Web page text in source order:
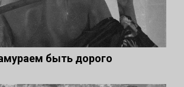
быть дорого